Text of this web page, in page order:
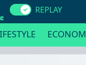
REPLAY